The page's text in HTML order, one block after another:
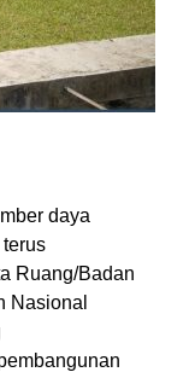
daya
Ruang/Badan
Nasional